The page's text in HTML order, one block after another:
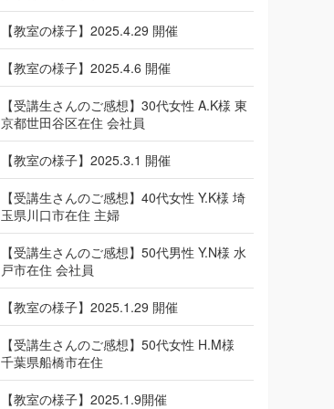
【教室の様子】2025.4.29 開催
【教室の様子】2025.4.6 開催
【受講生さんのご感想】30代女性 A.K様 東
京都世田谷区在住 会社員
【教室の様子】2025.3.1 開催
【受講生さんのご感想】40代女性 Y.K様 埼
玉県川口市在住 主婦
【受講生さんのご感想】50代男性 Y.N様 水
戸市在住 会社員
【教室の様子】2025.1.29 開催
【受講生さんのご感想】50代女性 H.M様
千葉県船橋市在住
【教室の様子】2025.1.9開催